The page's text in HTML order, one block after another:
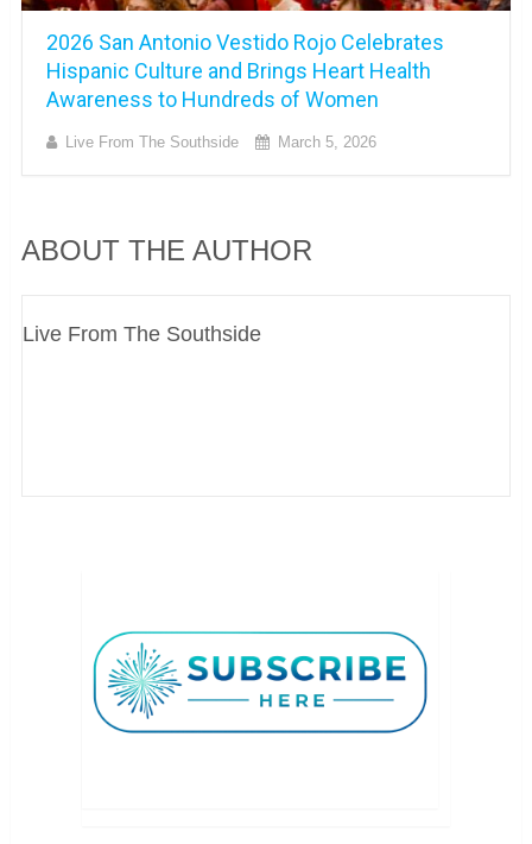
2026 San Antonio Vestido Rojo Celebrates
Hispanic Culture and Brings Heart Health
Awareness to Hundreds of Women
Live From The Southside March 5, 2026
ABOUT THE AUTHOR
Live From The Southside